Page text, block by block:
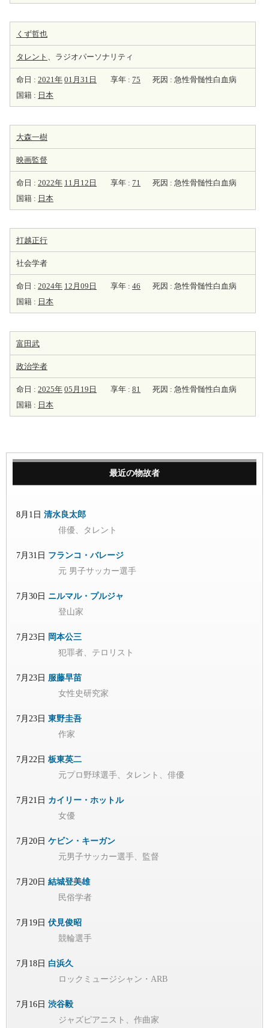
くず哲也
タレント 、ラジオパーソナリティ
命日 : 2021年 01月31日 享年 : 75
死因 : 急性骨髄性白血病
国籍 : 日本
大森一樹
映画監督
命日 : 2022年 11月12日 享年 : 71
死因 : 急性骨髄性白血病
国籍 : 日本
打越正行
社会学者
命日 : 2024年 12月09日 享年 : 46
死因 : 急性骨髄性白血病
国籍 : 日本
富田武
政治学者
命日 : 2025年 05月19日 享年 : 81
死因 : 急性骨髄性白血病
国籍 : 日本
最近の物故者
8月1日 清水良太郎
俳優、タレント
7月31日 フランコ・バレージ
元 男子サッカー選手
7月30日 ニルマル・プルジャ
登山家
7月23日 岡本公三
犯罪者、テロリスト
7月23日 服藤早苗
女性史研究家
7月23日 東野圭吾
作家
7月22日 板東英二
元プロ野球選手、タレント、俳優
7月21日 カイリー・ホットル
女優
7月20日 ケビン・キーガン
元男子サッカー選手、監督
7月20日 結城登美雄
民俗学者
7月19日 伏見俊昭
競輪選手
7月18日 白浜久
ロックミュージシャン・ARB
7月16日 渋谷毅
ジャズピアニスト、作曲家